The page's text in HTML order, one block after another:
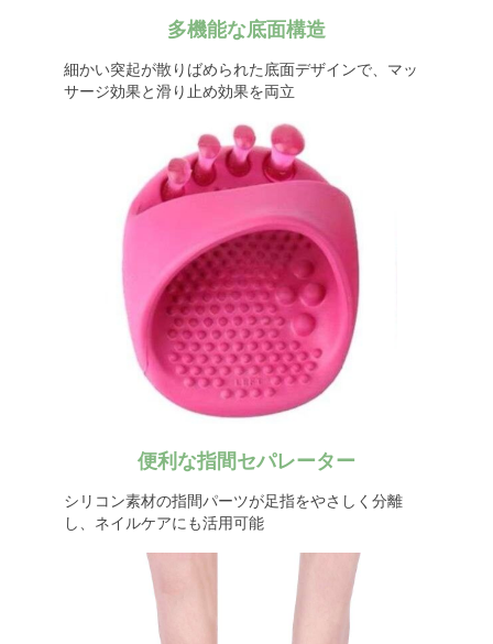
多機能な底面構造
細かい突起が散りばめられた底面デザインで、マッ
サージ効果と滑り止め効果を両立
便利な指間セパレーター
シリコン素材の指間パーツが足指をやさしく分離
し、ネイルケアにも活用可能